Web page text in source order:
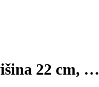
22 cm, …